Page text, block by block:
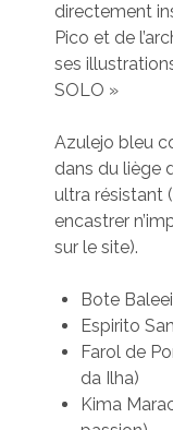
directement
Pico et de
ses
SOLO »
Azulejo bleu
dans du liège
ultra résistant
encastrer
sur le site).
Bote
Espirito
Farol de
da Ilha)
Kima